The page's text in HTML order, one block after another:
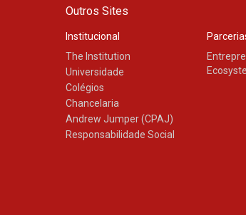
Outros Sites
Institucional
The Institution
Universidade
Colégios
Chancelaria
Andrew Jumper (CPAJ)
Responsabilidade Social